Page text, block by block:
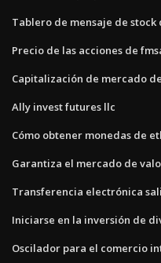
Tablero de mensaje de stock
Precio de las acciones de
Capitalización de mercado
Ally invest futures llc
Cómo obtener monedas de
Garantiza el mercado de
Transferencia electrónica
Iniciarse en la inversión de
Oscilador para el comercio